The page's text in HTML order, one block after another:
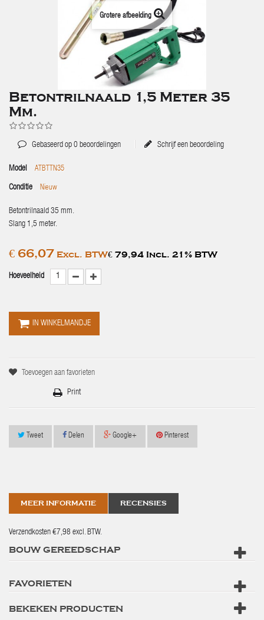
Grotere afbeelding
Betontrilnaald 1,5 Meter 35
Mm.
Gebaseerd op 0 beoordelingen Schrijf een beoordeling
Model ATBTTN35
Conditie Nieuw
Betontrilnaald 35 mm.
Slang 1,5 meter.
€ 66,07 Excl. BTW€ 79,94 Incl. 21% BTW
Hoeveelheid
IN WINKELMANDJE
Toevoegen aan favorieten
Print
Tweet Delen Google+ Pinterest
MEER INFORMATIE RECENSIES
Verzendkosten €7,98 excl. BTW.
BOUW GEREEDSCHAP
FAVORIETEN
BEKEKEN PRODUCTEN